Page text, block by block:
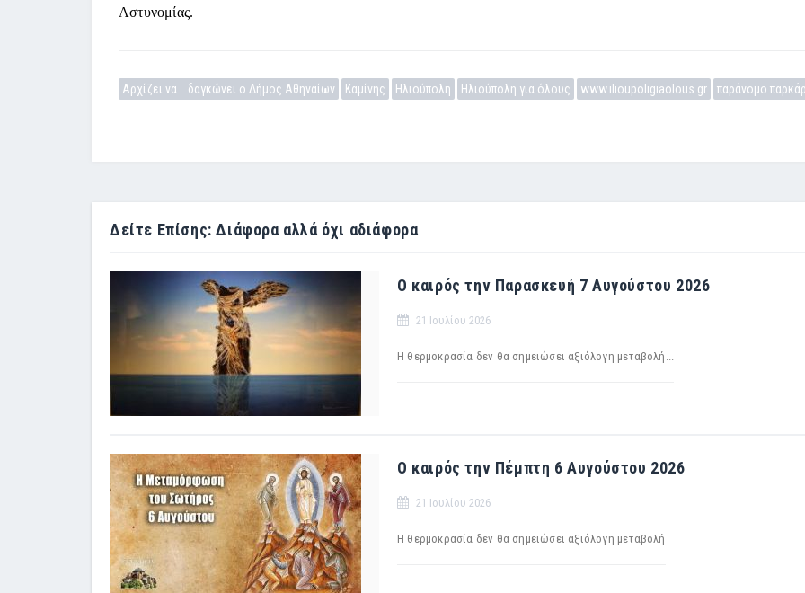
Αστυνομίας.
Αρχίζει να... δαγκώνει ο Δήμος Αθηναίων Καμίνης Ηλιούπολη Ηλιούπολη για όλους www.ilioupoligiaolous.gr παράνομο
Δείτε Επίσης: Διάφορα αλλά όχι αδιάφορα
Ο καιρός την Παρασκευή 7 Αυγούστου 2026
21 Ιουλίου 2026
Η θερμοκρασία δεν θα σημειώσει αξιόλογη μεταβολή...
Ο καιρός την Πέμπτη 6 Αυγούστου 2026
21 Ιουλίου 2026
H θερμοκρασία δεν θα σημειώσει αξιόλογη μεταβολή